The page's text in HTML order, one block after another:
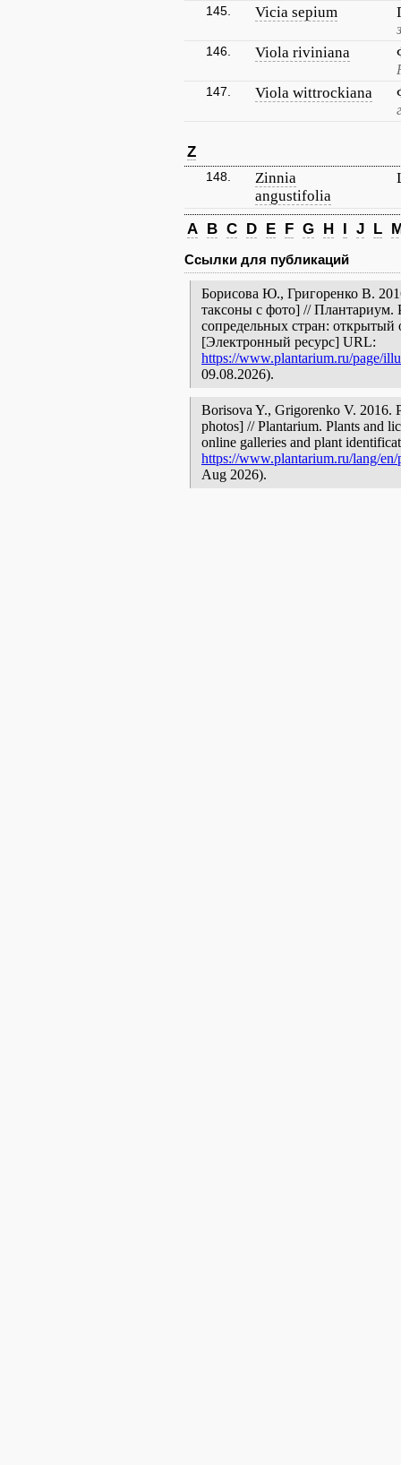
145. Vicia sepium
146. Viola riviniana
147. Viola wittrockiana
Z
148.
Zinnia
angustifolia
A B C D E F G H I J L
Ссылки для публикаций
Борисова Ю., Григоренко В.
таксоны с фото] //
сопредельных стран: открытый
[Электронный ресурс] URL:
https://www.plantarium.ru/page/
09.08.2026).
Borisova Y., Grigorenko V. 2016.
photos] // Plantarium. Plants and
online galleries and plant
https://www.plantarium.ru/lang/
Aug 2026).